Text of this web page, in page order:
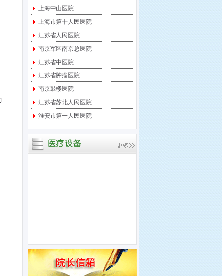
争性
宝应县中医医院 关于西
门子DR维修保养服务项目
采
宝应县中医医院 关于临
时起搏器采购项目进行竞
争性
宝应县中医医院 关于中
央监护系统采购项目进行
竞争
宝应县中医医院 关于多
道生理记录仪采购项目进
行竞
上海中山医院
上海市第十人民医院
江苏省人民医院
南京军区南京总医院
江苏省中医院
江苏省肿瘤医院
南京鼓楼医院
江苏省苏北人民医院
淮安市第一人民医院